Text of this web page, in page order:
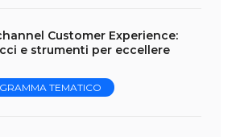
Customer Experience:
e strumenti per eccellere
TEMATICO